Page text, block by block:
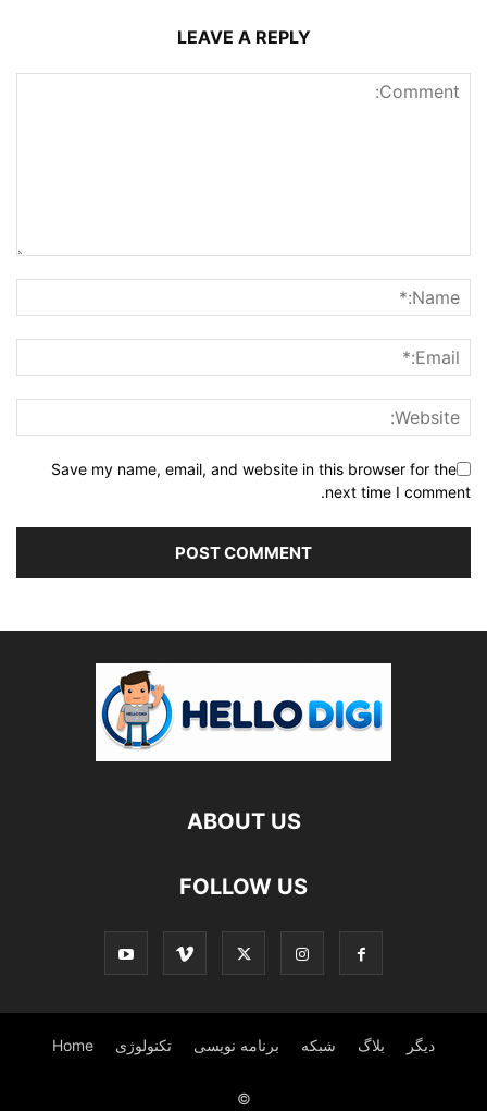
LEAVE A REPLY
Save my name, email, and website in this browser for the
next time I comment.
ABOUT US
FOLLOW US
دیگر بلاگ شبکه برنامه نویسی تکنولوژی Home
©